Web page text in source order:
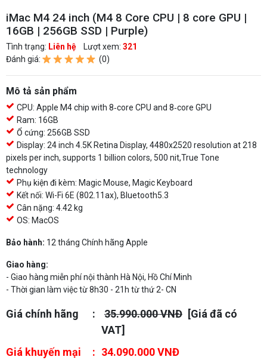
iMac M4 24 inch (M4 8 Core CPU | 8 core GPU |
16GB | 256GB SSD | Purple)
Tình trạng: Liên hệ Lượt xem: 321
Đánh giá:
(0)
Mô tả sản phẩm
CPU: Apple M4 chip with 8‑core CPU and 8‑core GPU
Ram: 16GB
Ổ cứng: 256GB SSD
Display: 24 inch 4.5K Retina Display, 4480x2520 resolution at 218
pixels per inch, supports 1 billion colors, 500 nit,True Tone
technology
Phụ kiện đi kèm: Magic Mouse, Magic Keyboard
Kết nối: Wi-Fi 6E (802.11ax), Bluetooth5.3
Cân nặng: 4.42 kg
OS: MacOS
Bảo hành: 12 tháng Chính hãng Apple
Giao hàng:
- Giao hàng miễn phí nội thành Hà Nội, Hồ Chí Minh
- Thời gian làm việc từ 8h30 - 21h từ thứ 2- CN
Giá chính hãng 35.990.000 VNĐ [Giá đã có
VAT]
Giá khuyến mại
34.090.000 VNĐ